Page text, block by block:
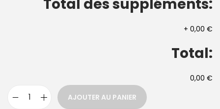
Total des suppléments:
+ 0,00 €
Total:
0,00 €
AJOUTER AU PANIER